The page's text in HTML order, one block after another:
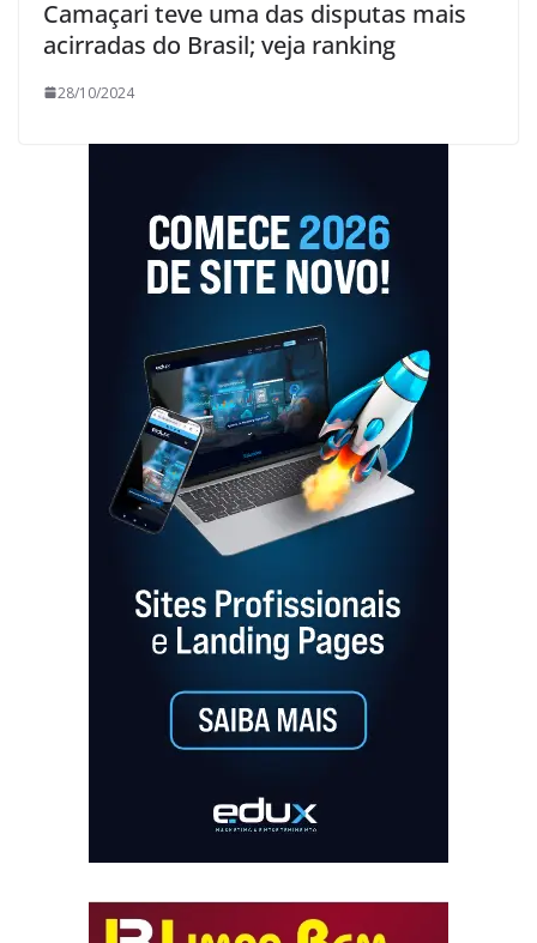
Camaçari teve uma das disputas mais
acirradas do Brasil; veja ranking
28/10/2024